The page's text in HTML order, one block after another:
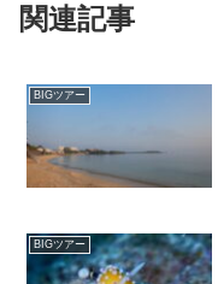
関連記事
BIGツアー
BIGツアー